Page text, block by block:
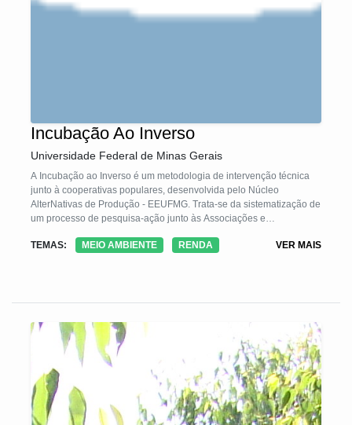
Incubação Ao Inverso
Universidade Federal de Minas Gerais
A Incubação ao Inverso é um metodologia de intervenção técnica
junto à cooperativas populares, desenvolvida pelo Núcleo
AlterNativas de Produção - EEUFMG. Trata-se da sistematização de
um processo de pesquisa-ação junto às Associações e
princípio balizador da tecnologia é a imersão dos técnicos nas ACs,
tecnologia se propõe a estruturar a cooperação entre os saberes e
projeto colaborativos.
TEMAS: MEIO AMBIENTE RENDA VER MAIS